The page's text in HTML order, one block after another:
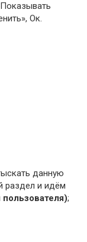
Ок.
данную
раздел и идём
;